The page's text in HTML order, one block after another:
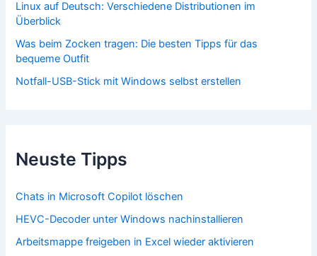
Linux auf Deutsch: Verschiedene Distributionen im
Überblick
Was beim Zocken tragen: Die besten Tipps für das
bequeme Outfit
Notfall-USB-Stick mit Windows selbst erstellen
Neuste Tipps
Chats in Microsoft Copilot löschen
HEVC-Decoder unter Windows nachinstallieren
Arbeitsmappe freigeben in Excel wieder aktivieren